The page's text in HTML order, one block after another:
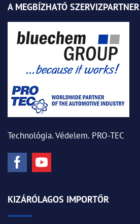
A MEGBÍZHATÓ SZERVIZPARTNER
Technológia. Védelem. PRO-TEC
KIZÁRÓLAGOS IMPORTŐR